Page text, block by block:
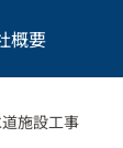
概要
施設工事